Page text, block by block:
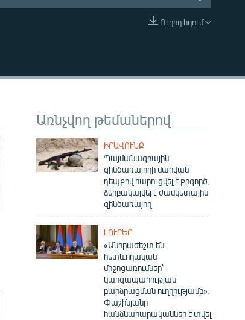
EMBED
Ուղիղ հղում
Առնչվող թեմաներով
ԻՐԱՎՈՒՆՔ
Պայմանագրային
զինծառայողի մահվան
դեպքով հարուցվել է քրգործ,
ձերբակալվել է ժամկետային
զինծառայող
ԼՈՒՐԵՐ
«Անհրաժեշտ են
հետևողական
միջոցառումներ՝
կարգապահության
բարձրացման ուղղությամբ»․
Փաշինյանը
հանձնարարականներ է տվել